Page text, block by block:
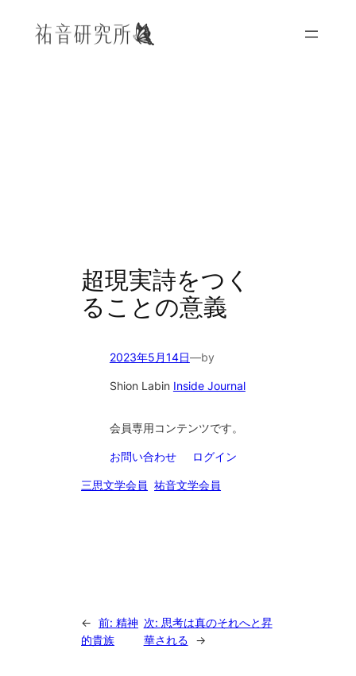
超現実詩をつく
ることの意義
2023年5月14日—by
Shion Labin Inside Journal
会員専用コンテンツです。
お問い合わせ ログイン
三思文学会員 祐音文学会員
← 前:精神
的貴族
次: 思考は真のそれへと昇
華される
→